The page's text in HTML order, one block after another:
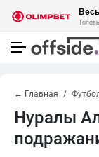
← Главная
Нуралы